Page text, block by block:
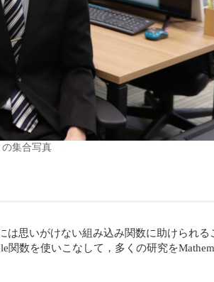
集合写真
思いがけない組み込み関数に助けられる
数を使いこなして，多くの研究を